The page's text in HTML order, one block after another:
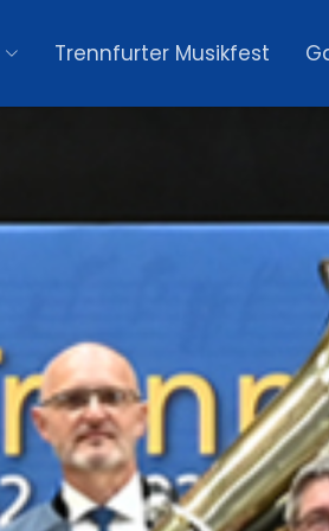
Trennfurter Musikfest